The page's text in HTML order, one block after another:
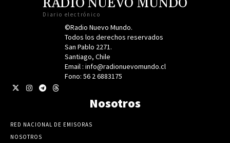
RADIO NUEVO MUNDO
Diario electrónico
©Radio Nuevo Mundo.
Todos los derechos reservados
San Pablo 2271.
Santiago, Chile
Email : info@radionuevomundo.cl
Fono: 56 2 6883175
Nosotros
RED NACIONAL DE EMISORAS
NOSOTROS